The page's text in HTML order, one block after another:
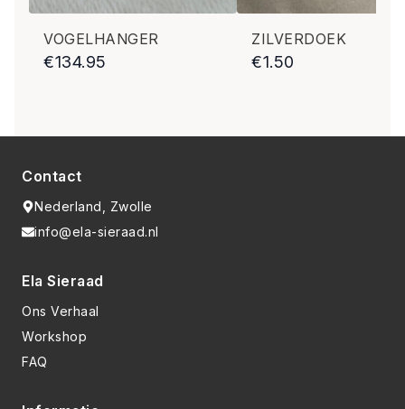
VOGELHANGER
€134.95
ZILVERDOEK
€1.50
Contact
Nederland, Zwolle
info@ela-sieraad.nl
Ela Sieraad
Ons Verhaal
Workshop
FAQ